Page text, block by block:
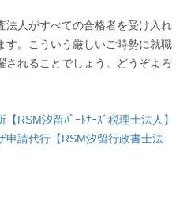
法人がすべての合格者を受け入れ
す。こういう厳しいご時勢に就職
されることでしょう。どうぞよろ
RSM汐留ﾊﾟｰﾄﾅｰｽﾞ税理士法人】
申請代行【RSM汐留行政書士法